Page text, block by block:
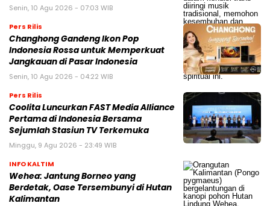
Senin, 10 Agu 2026 - 07:03 WIB
Pers Rilis
Changhong Gandeng Ikon Pop
Indonesia Rossa untuk Memperkuat
Jangkauan di Pasar Indonesia
Senin, 10 Agu 2026 - 04:22 WIB
Pers Rilis
Coolita Luncurkan FAST Media Alliance
Pertama di Indonesia Bersama
Sejumlah Stasiun TV Terkemuka
Minggu, 9 Agu 2026 - 23:49 WIB
INFO KALTIM
Wehea: Jantung Borneo yang
Berdetak, Oase Tersembunyi di Hutan
Kalimantan